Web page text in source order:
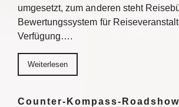
umgesetzt, zum anderen steht
Bewertungssystem für
Verfügung….
Weiterlesen
Counter-Kompass-